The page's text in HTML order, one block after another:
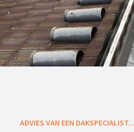
ADVIES VAN EEN DAKSPECIALIST...